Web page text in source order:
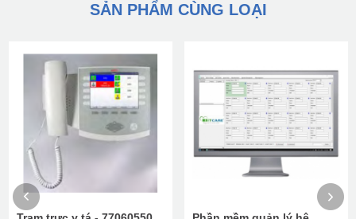
SẢN PHẨM CÙNG LOẠI